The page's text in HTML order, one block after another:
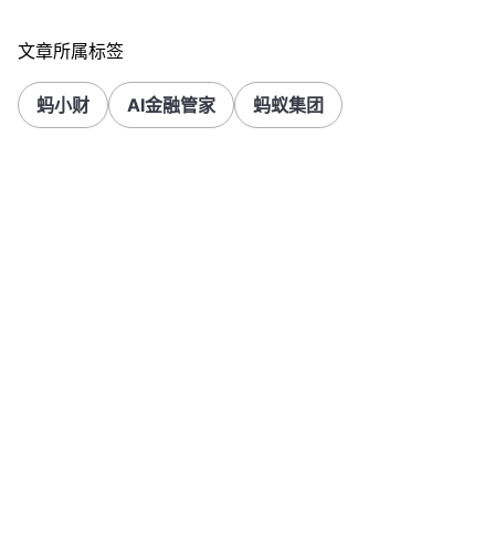
文章所属标签
蚂小财 AI金融管家 蚂蚁集团